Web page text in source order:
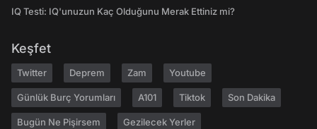
IQ Testi: IQ'unuzun Kaç Olduğunu Merak Ettiniz mi?
Keşfet
Twitter Deprem Zam Youtube
Günlük Burç Yorumları A101 Tiktok Son Dakika
Bugün Ne Pişirsem Gezilecek Yerler